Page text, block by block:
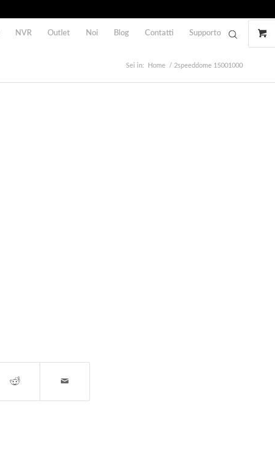
NVR Outlet Noi Blog Contatti Supporto
Sei in: Home / 2speeddome 15001000